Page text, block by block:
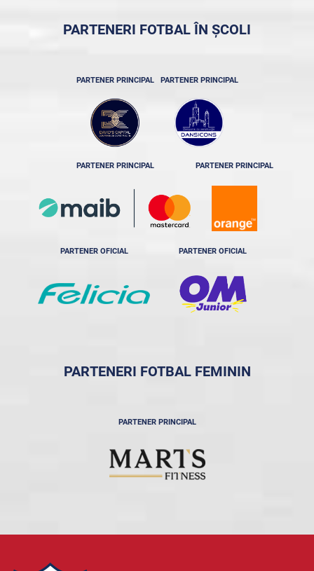
PARTENERI FOTBAL ÎN ȘCOLI
PARTENER PRINCIPAL PARTENER PRINCIPAL
PARTENER PRINCIPAL PARTENER PRINCIPAL
PARTENER OFICIAL PARTENER OFICIAL
PARTENERI FOTBAL FEMININ
PARTENER PRINCIPAL